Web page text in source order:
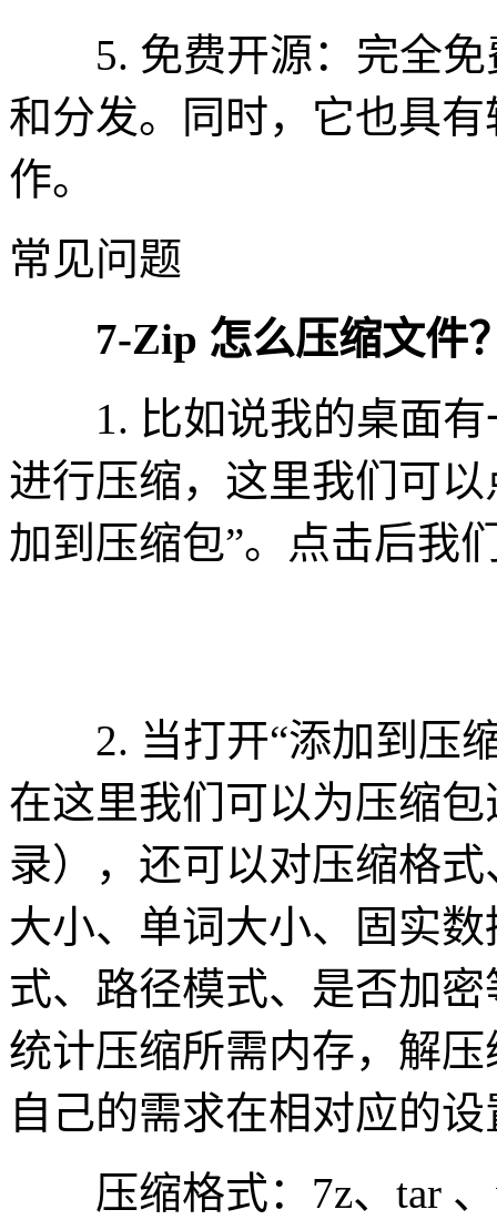
5. 免费开源：完全免
和分发。同时，它也具
作。
常见问题
7-Zip 怎么压缩文件
1. 比如说我的桌面有
进行压缩，这里我们可
加到压缩包”。点击后我
2. 当打开“添加到压缩
在这里我们可以为压缩
录），还可以对压缩格
大小、单词大小、固实
式、路径模式、是否加
统计压缩所需内存，解
自己的需求在相对应的
压缩格式：7z、tar 、